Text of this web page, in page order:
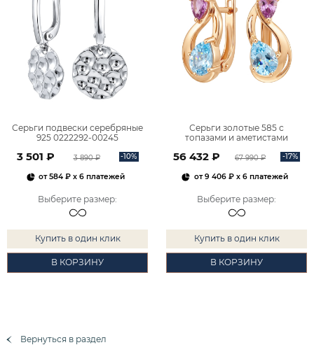
Серьги подвески серебряные
925 0222292-00245
3 501 ₽ 3 890 ₽ -10%
от584 ₽ x 6 платежей
Выберите размер:
Купить в один клик
В КОРЗИНУ
Серьги золотые 585 с
топазами и аметистами
56 432 ₽ 67 990 ₽ -17%
от9 406 ₽x 6 платежей
Выберите размер:
Купить в один клик
В КОРЗИНУ
Вернуться в раздел